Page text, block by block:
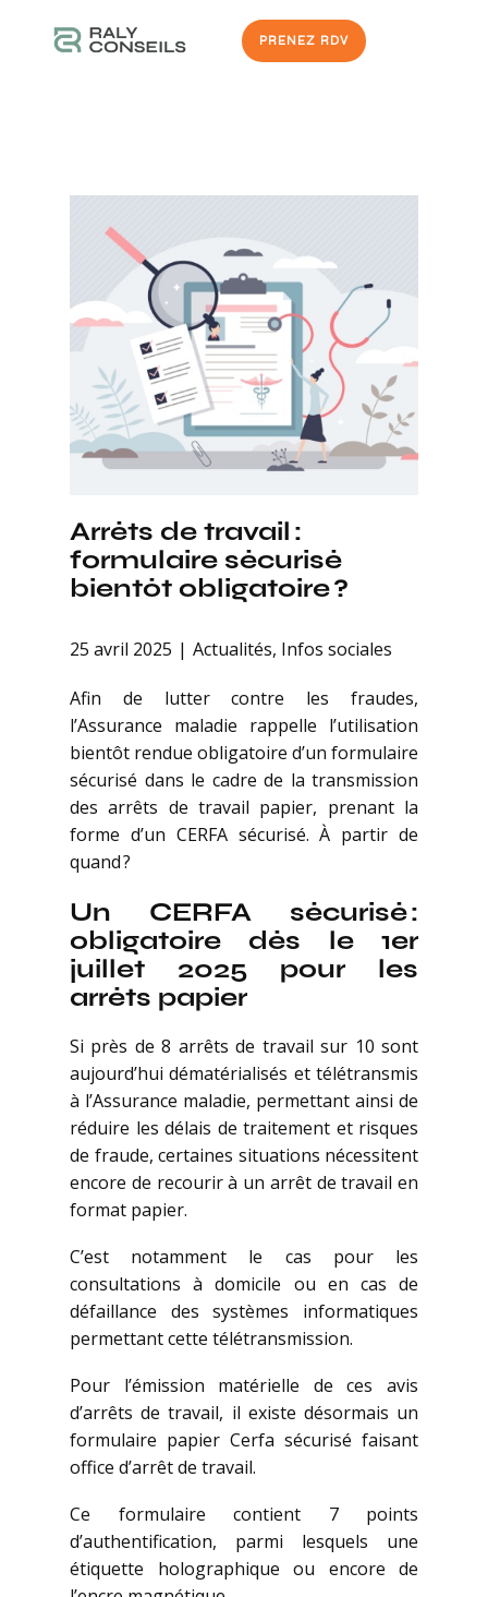
PRENEZ RDV
Arrêts de travail :
formulaire sécurisé
bientôt obligatoire ?
25 avril 2025 Actualités, Infos sociales
Afin de lutter contre les fraudes,
l’Assurance maladie rappelle l’utilisation
bientôt rendue obligatoire d’un formulaire
sécurisé dans le cadre de la transmission
des arrêts de travail papier, prenant la
forme d’un CERFA sécurisé. À partir de
quand ?
Un CERFA sécurisé :
obligatoire dès le 1er
juillet 2025 pour les
arrêts papier
Si près de 8 arrêts de travail sur 10 sont
aujourd’hui dématérialisés et télétransmis
à l’Assurance maladie, permettant ainsi de
réduire les délais de traitement et risques
de fraude, certaines situations nécessitent
encore de recourir à un arrêt de travail en
format papier.
C’est notamment le cas pour les
consultations à domicile ou en cas de
défaillance des systèmes informatiques
permettant cette télétransmission.
Pour l’émission matérielle de ces avis
d’arrêts de travail, il existe désormais un
formulaire papier Cerfa sécurisé faisant
office d’arrêt de travail.
Ce formulaire contient 7 points
d’authentification, parmi lesquels une
étiquette holographique ou encore de